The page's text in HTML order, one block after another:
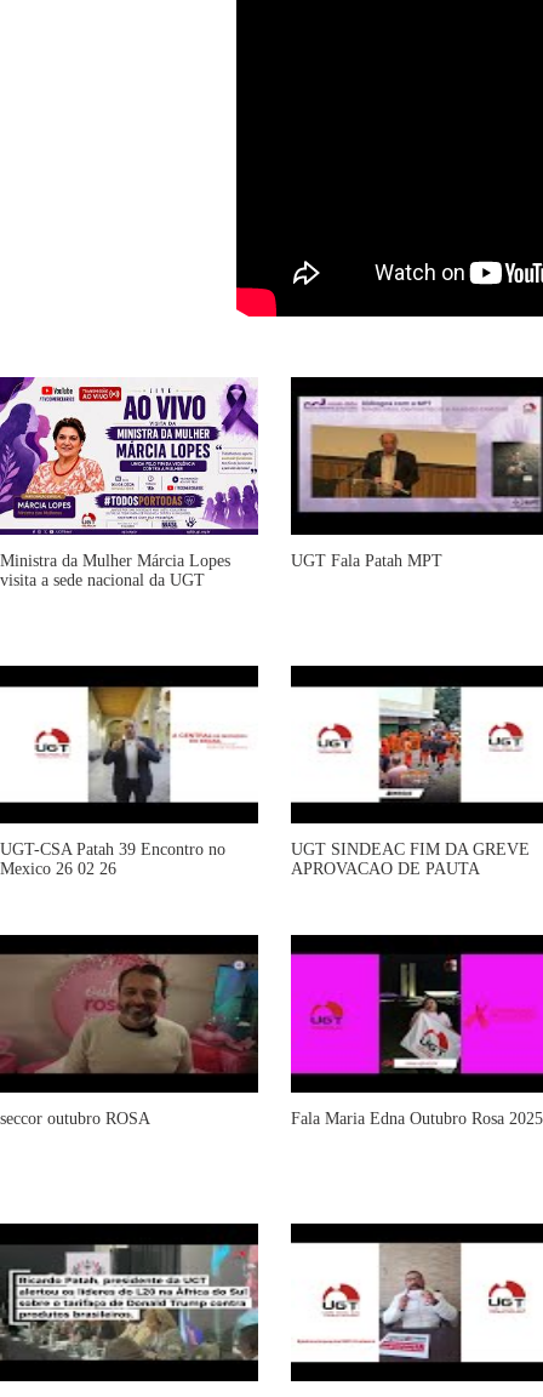
Ministra da Mulher Márcia Lopes
visita a sede nacional da UGT
UGT Fala Patah MPT
UGT-CSA Patah 39 Encontro no
Mexico 26 02 26
UGT SINDEAC FIM DA GREVE
APROVACAO DE PAUTA
seccor outubro ROSA Fala Maria Edna Outubro Rosa 2025